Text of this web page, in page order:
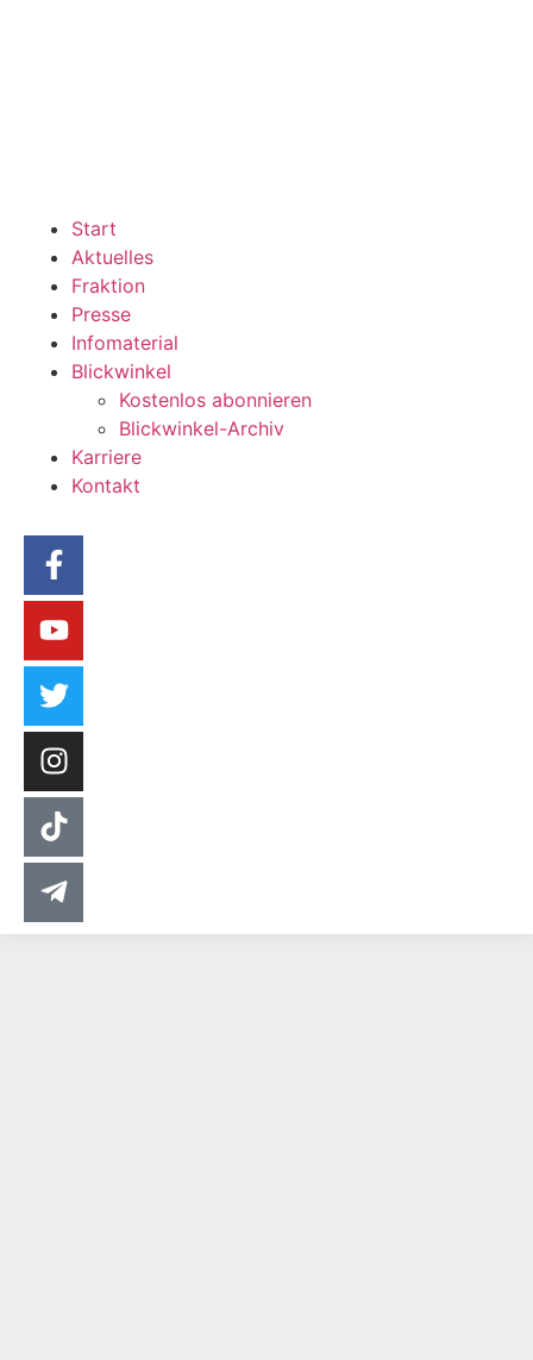
Start
Aktuelles
Fraktion
Presse
Infomaterial
Blickwinkel
Kostenlos abonnieren
Blickwinkel-Archiv
Karriere
Kontakt